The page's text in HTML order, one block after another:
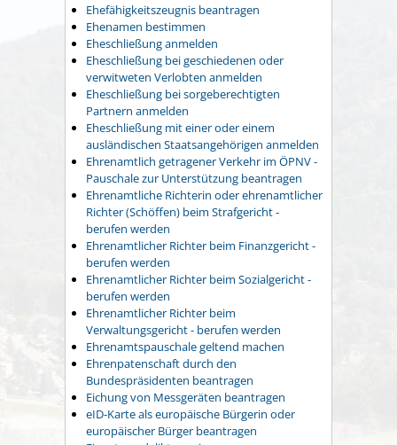
Ehefähigkeitszeugnis beantragen
Ehenamen bestimmen
Eheschließung anmelden
Eheschließung bei geschiedenen oder
verwitweten Verlobten anmelden
Eheschließung bei sorgeberechtigten
Partnern anmelden
Eheschließung mit einer oder einem
ausländischen Staatsangehörigen anmelden
Ehrenamtlich getragener Verkehr im ÖPNV -
Pauschale zur Unterstützung beantragen
Ehrenamtliche Richterin oder ehrenamtlicher
Richter (Schöffen) beim Strafgericht -
berufen werden
Ehrenamtlicher Richter beim Finanzgericht -
berufen werden
Ehrenamtlicher Richter beim Sozialgericht -
berufen werden
Ehrenamtlicher Richter beim
Verwaltungsgericht - berufen werden
Ehrenamtspauschale geltend machen
Ehrenpatenschaft durch den
Bundespräsidenten beantragen
Eichung von Messgeräten beantragen
eID-Karte als europäische Bürgerin oder
europäischer Bürger beantragen